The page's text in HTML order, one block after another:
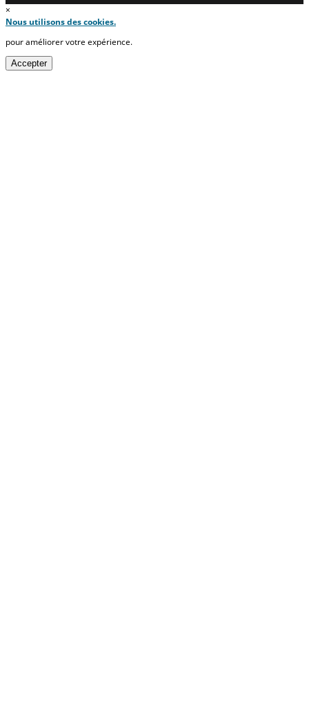
×
Nous utilisons des cookies.
pour améliorer votre expérience.
Accepter